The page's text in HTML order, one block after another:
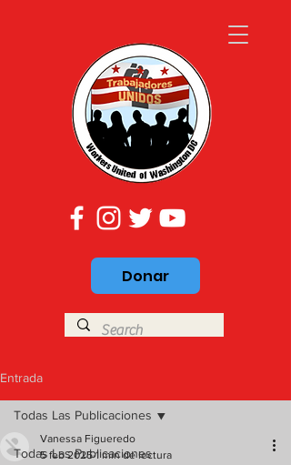
Donar
Entrada
Todas Las Publicaciones
Todas Las Publicaciones
Vanessa Figueredo
5 feb 2025 1 min de lectura